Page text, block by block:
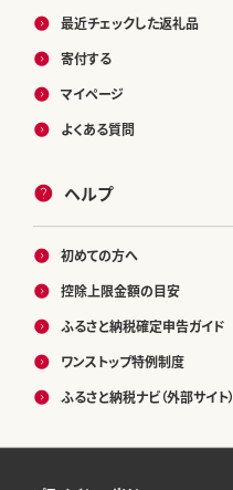
最近チェックした返礼品
寄付する
マイページ
よくある質問
ヘルプ
初めての方へ
控除上限金額の目安
ふるさと納税確定申告ガイド
ワンストップ特例制度
ふるさと納税ナビ（外部サイト）